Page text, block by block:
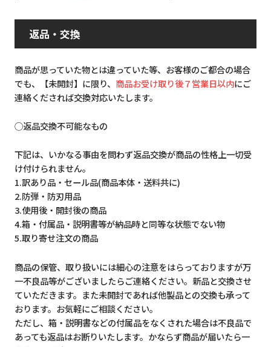
返品・交換
商品が思っていた物とは違っていた等、お客様のご都合の場合
でも、【未開封】に限り、 商品お受け取り後７営業日以内にご
連絡くだされば交換対応いたします。
◯返品交換不可能なもの
下記は、いかなる事由を問わず返品交換が商品の性格上一切受
け付けられません。
1.訳あり品・セール品(商品本体・送料共に)
2.防弾・防刃用品
3.使用後・開封後の商品
4.箱・付属品・説明書等が納品時と同等な状態でない物
5.取り寄せ注文の商品
商品の保管、取り扱いには細心の注意をはらっておりますが万
一不良品等がございましたらご連絡ください。新品と交換させ
ていただきます。また未開封であれば他製品との交換も承って
おります。お気軽にご相談ください。
ただし、箱・説明書などの付属品をなくされた場合は不良品で
あっても返品はお断りいたします。かならず商品が届いたら一